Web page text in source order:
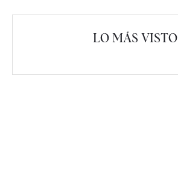
LO MÁS VISTO